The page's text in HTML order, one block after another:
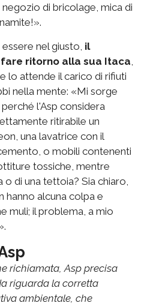
negozio di bricolage, mica di
nel giusto, il
ritorno alla sua Itaca
lo attende il carico di rifiuti
nella mente: «Mi sorge
l'Asp considera
ritirabile un
una lavatrice con il
o mobili contenenti
tossiche, mentre
di una tettoia? Sia chiaro,
hanno alcuna colpa e
muli; il problema, a mio
richiamata, Asp precisa
riguarda la corretta
ambientale, che